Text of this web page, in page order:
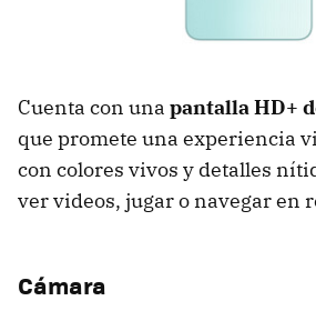
Cuenta con una pantalla HD+
que promete una experiencia
con colores vivos y detalles
ver videos, jugar o navegar en
Cámara